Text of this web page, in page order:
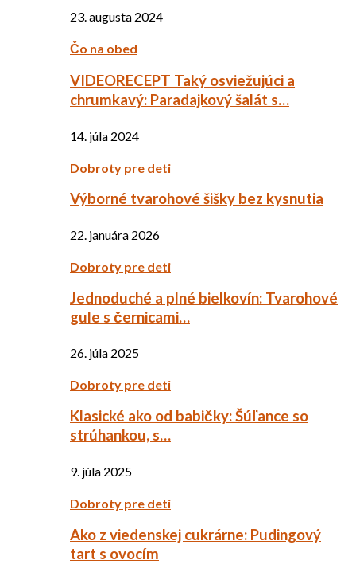
23. augusta 2024
Čo na obed
VIDEORECEPT Taký osviežujúci a
chrumkavý: Paradajkový šalát s…
14. júla 2024
Dobroty pre deti
Výborné tvarohové šišky bez kysnutia
22. januára 2026
Dobroty pre deti
Jednoduché a plné bielkovín: Tvarohové
gule s černicami…
26. júla 2025
Dobroty pre deti
Klasické ako od babičky: Šúľance so
strúhankou, s…
9. júla 2025
Dobroty pre deti
Ako z viedenskej cukrárne: Pudingový
tart s ovocím